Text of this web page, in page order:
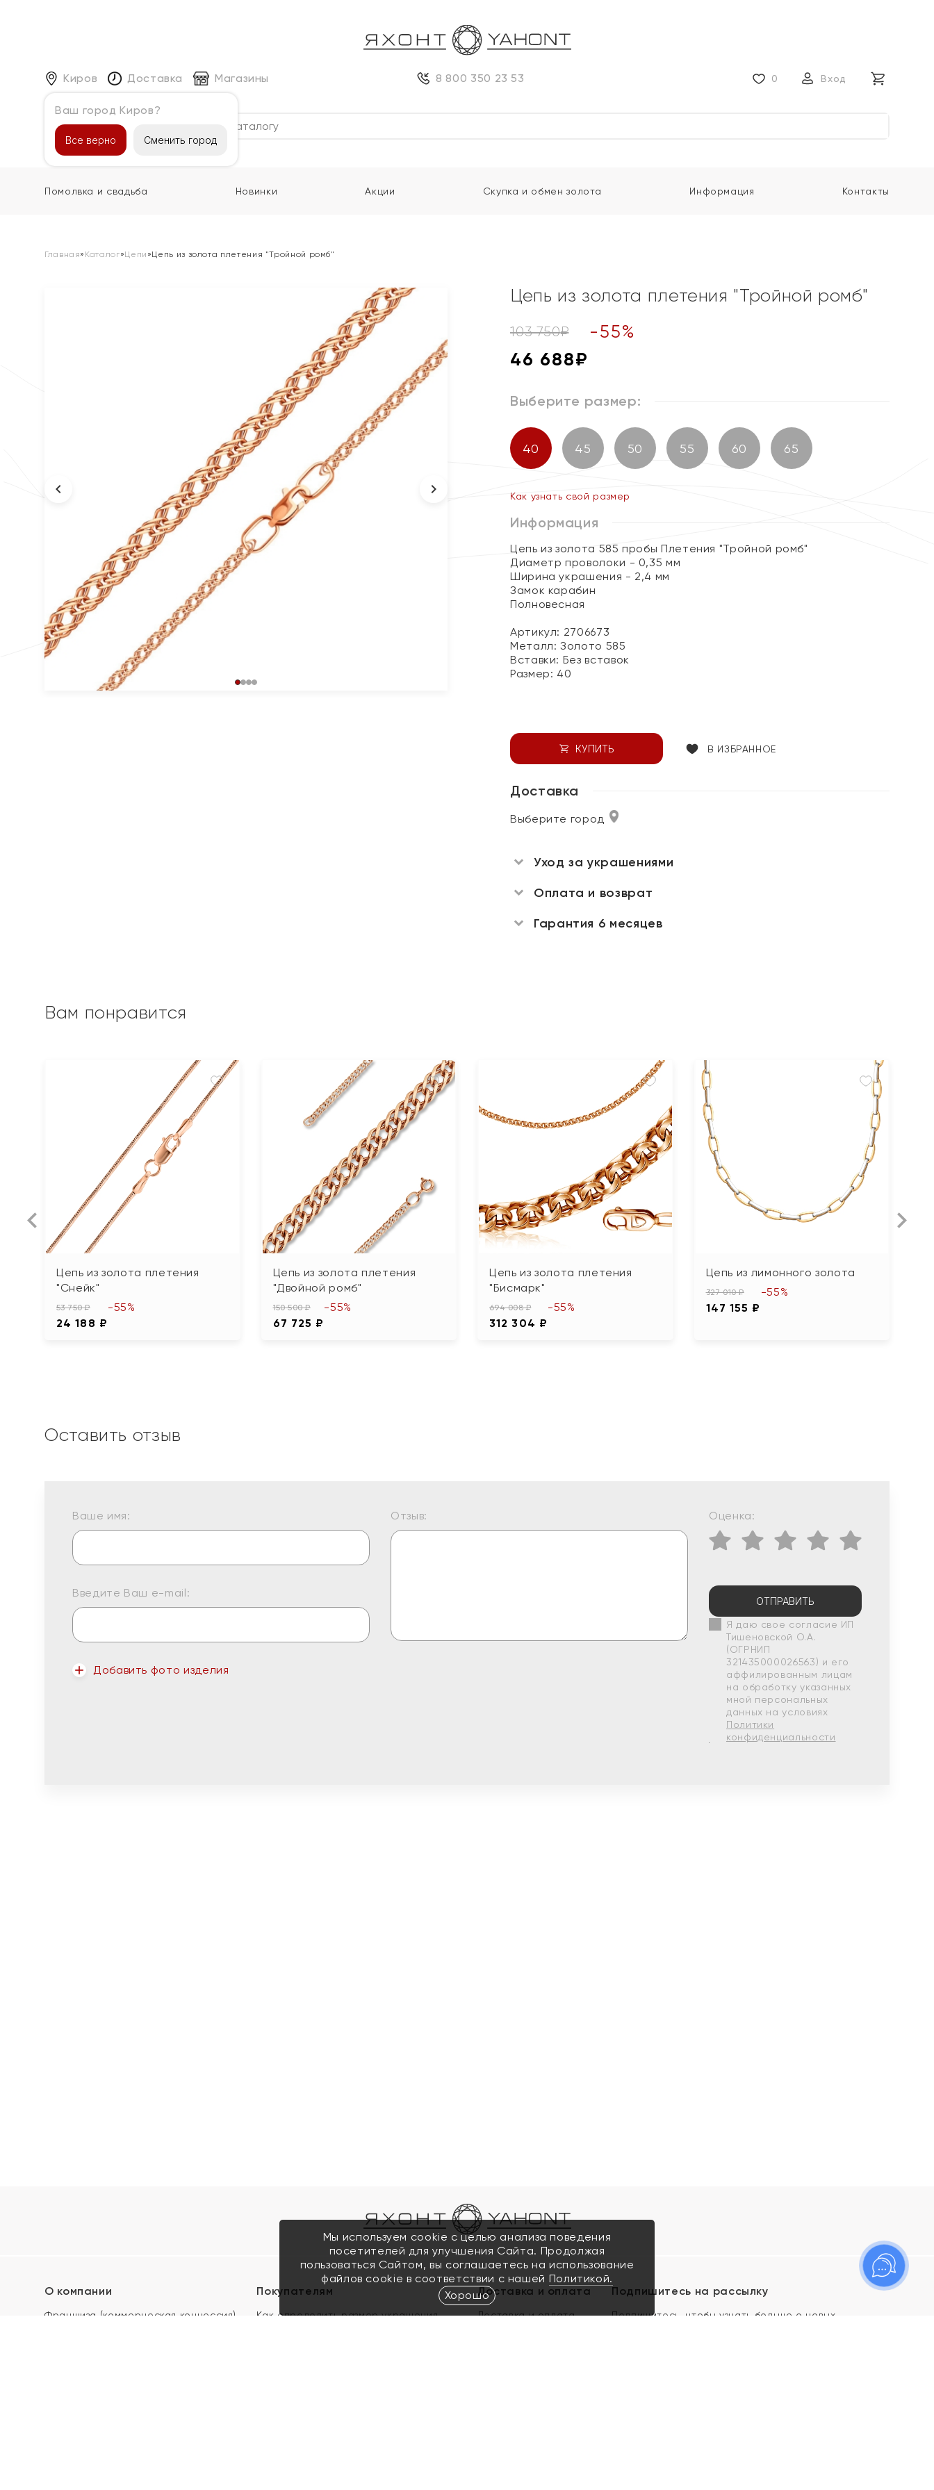
Киров
Ваш город Киров?
Все верно Сменить город
Доставка Магазины 8 800 350 23 53 0 Вход
Каталог
Помолвка и свадьба Новинки Акции Скупка и обмен золота Информация Контакты
Главная» Каталог»Цепи »Цепь из золота плетения "Тройной ромб"
Цепь из золота плетения "Тройной ромб"
103 750₽ -55%
46 688₽
Выберите размер:
40 45 50 55 60 65
Как узнать свой размер
Информация
Цепь из золота 585 пробы Плетения "Тройной ромб"
Диаметр проволоки - 0,35 мм
Ширина украшения - 2,4 мм
Замок карабин
Полновесная
Артикул: 2706673
Металл:Золото 585
Вставки: Без вставок
Размер: 40
КУПИТЬ В ИЗБРАННОЕ
Доставка
Выберите город
Уход за украшениями
Оплата и возврат
Гарантия 6 месяцев
Вам понравится
Цепь из золота плетения
"Снейк"
53 750 ₽
24 188 ₽
-55%
Цепь из золота плетения
"Двойной ромб"
150 500 ₽
67 725 ₽
-55%
Цепь из золота плетения
"Бисмарк"
694 008 ₽
312 304 ₽
-55%
Цепь из лимонного золота
327 010 ₽
147 155 ₽
-55%
Оставить отзыв
Ваше имя:
Введите Ваш e-mail:
Добавить фото изделия
Отзыв: Оценка:
ОТПРАВИТЬ
Я даю свое согласие ИП
Тишеновской О.А.
(ОГРНИП
321435000026563) и его
аффилированным лицам
на обработку указанных
мной персональных
данных на условиях
Политики
конфиденциальности
О компании
Франшиза (коммерческая концессия)
Покупателям
Как определить размер украшения
Доставка и оплата
Доставка и оплата
Подпишитесь на рассылку
Подпишитесь, чтобы узнать больше о новых
Мы используем cookie с целью анализа поведения
посетителей для улучшения Сайта. Продолжая
пользоваться Сайтом, вы соглашаетесь на использование
файлов cookie в соответствии с нашей Политикой.
Хорошо